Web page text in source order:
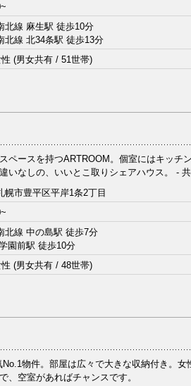
北線 麻生駅 徒歩10分
北線 北34条駅 徒歩13分
(男女共有 / 51世帯)
ペースを持つARTROOM。個室にはキッチ
いなしの、いいとこ取りシェアハウス。 - 共
幌市豊平区平岸1条2丁目
北線 中の島駅 徒歩7分
園前駅 徒歩10分
(男女共有 / 48世帯)
物件。部屋は広々で大きな収納付き。女
、空室があればチャンスです。